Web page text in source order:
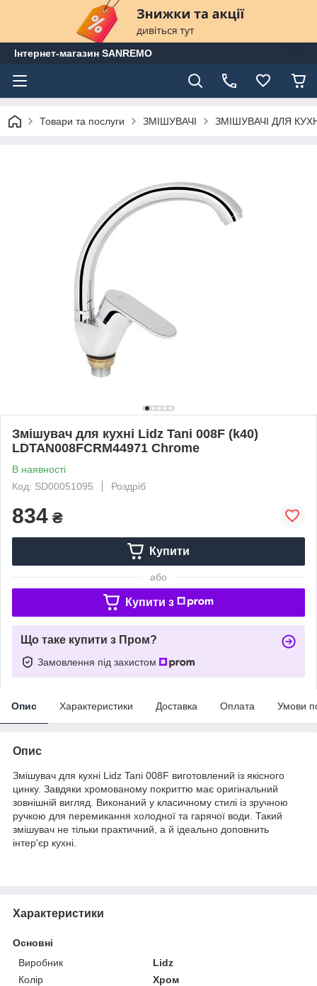
Інтернет-магазин SANREMO
Товари та послуги ЗМІШУВАЧІ ЗМІШУВАЧІ ДЛЯ
Змішувач для кухні Lidz Tani 008F (k40)
LDTAN008FCRM44971 Chrome
В наявності
Код: SD00051095
Роздріб
834 ₴
Купити
або
Купити з
Що таке купити з Пром?
Замовлення під захистом
Опис Характеристики Доставка Оплата Умови
Опис
Змішувач для кухні Lidz Tani 008F виготовлений із якісного
цинку. Завдяки хромованому покриттю має оригінальний
зовнішній вигляд. Виконаний у класичному стилі із зручною
ручкою для перемикання холодної та гарячої води. Такий
змішувач не тільки практичний, а й ідеально доповнить
інтер'єр кухні.
Характеристики
Основні
Виробник
Lidz
Колір
Хром